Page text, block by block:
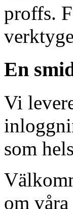
proffs.
En
Vi
som
om